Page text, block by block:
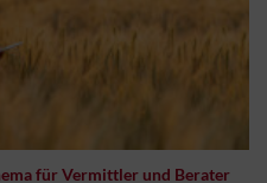
für Vermittler und Berater